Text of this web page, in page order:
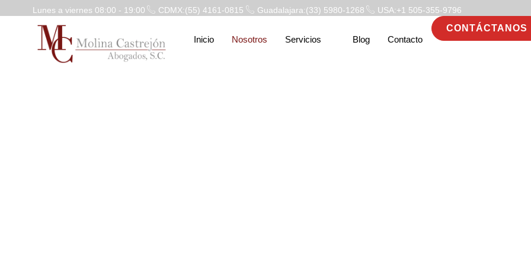
Lunes a viernes 08:00 - 19:00 CDMX:(55) 4161-0815 Guadalajara:(33) 5980-1268 USA:+1 505-355-9796
Inicio Nosotros Servicios Blog Contacto
CONTÁCTANOS